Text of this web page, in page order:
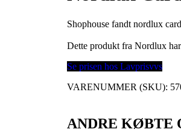
Shophouse fandt nordlux
Dette produkt fra Nordlux
Se prisen hos Lavprisvvs
VARENUMMER (SKU):
ANDRE KØBTE